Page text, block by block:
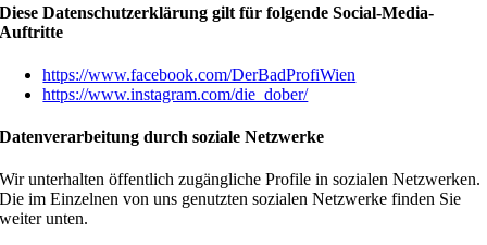
Diese Datenschutzerklärung gilt für folgende Social-Media-
Auftritte
https://www.facebook.com/DerBadProfiWien
https://www.instagram.com/die_dober/
Datenverarbeitung durch soziale Netzwerke
Wir unterhalten öffentlich zugängliche Profile in sozialen Netzwerken.
Die im Einzelnen von uns genutzten sozialen Netzwerke finden Sie
weiter unten.